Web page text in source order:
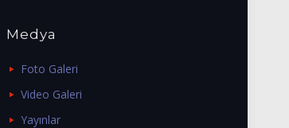
Medya
Foto Galeri
Video Galeri
Yayınlar